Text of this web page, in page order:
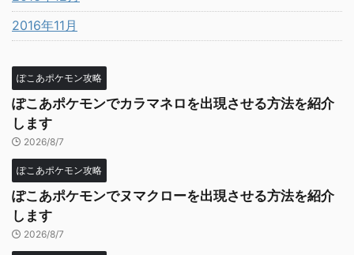
2016年11月
ぽこあポケモン攻略
ぽこあポケモンでカラマネロを出現させる方法を紹介
します
2026/8/7
ぽこあポケモン攻略
ぽこあポケモンでヌマクローを出現させる方法を紹介
します
2026/8/7